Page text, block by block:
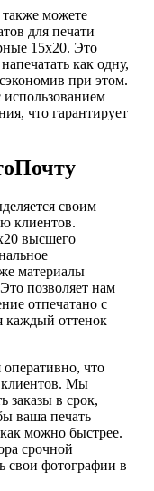
можете
для печати
15х20. Это
как одну,
при этом.
использованием
что гарантирует
своим
клиентов.
высшего
материалы
позволяет нам
отпечатано с
каждый оттенок
оперативно, что
клиентов. Мы
заказы в срок,
ваша печать
можно быстрее.
срочной
свои фотографии в